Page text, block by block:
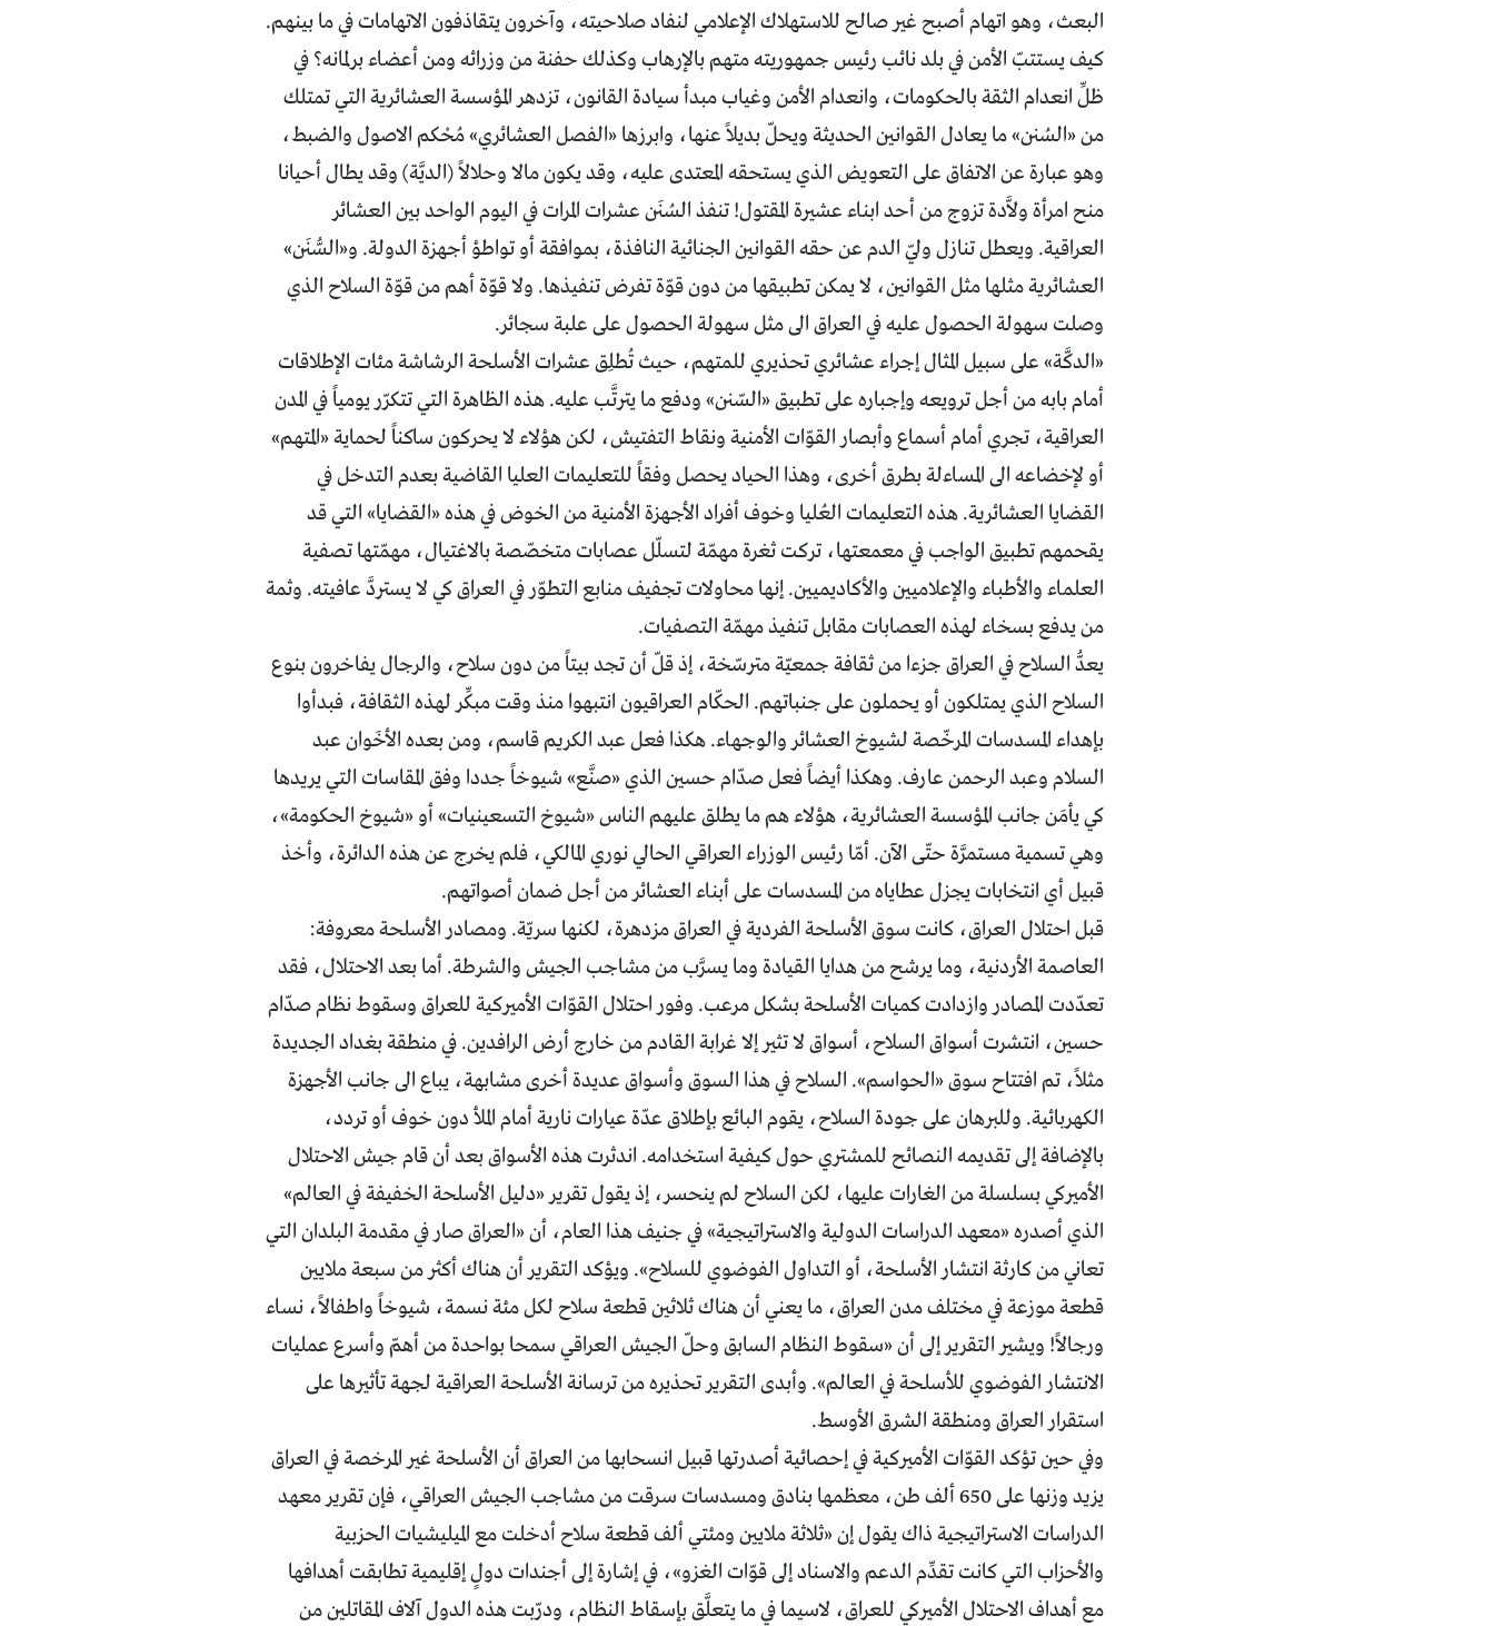
البعث، وهو اتهام أصبح غير صالح للاستهلاك الإعلامي لنفاد صلاحيته، وآخرون يتقاذفون الاتهامات في ما بينهم.
كيف يستتبّ الأمن في بلد نائب رئيس جمهوريته متهم بالإرهاب وكذلك حفنة من وزرائه ومن أعضاء برلمانه؟ في
ظلِّ انعدام الثقة بالحكومات، وانعدام الأمن وغياب مبدأ سيادة القانون، تزدهر المؤسسة العشائرية التي تمتلك
من «السُنن» ما يعادل القوانين الحديثة ويحلّ بديلاً عنها، وابرزها «الفصل العشائري» مُحْكم الاصول والضبط،
وهو عبارة عن الاتفاق على التعويض الذي يستحقه المعتدى عليه، وقد يكون مالا وحلالاً (الديَّة) وقد يطال أحيانا
منح امرأة ولاَّدة تزوج من أحد ابناء عشيرة المقتول! تنفذ السُنَن عشرات المرات في اليوم الواحد بين العشائر
العراقية. ويعطل تنازل وليّ الدم عن حقه القوانين الجنائية النافذة، بموافقة أو تواطؤ أجهزة الدولة. و«السُّنَن»
العشائرية مثلها مثل القوانين، لا يمكن تطبيقها من دون قوّة تفرض تنفيذها. ولا قوّة أهم من قوّة السلاح الذي
وصلت سهولة الحصول عليه في العراق الى مثل سهولة الحصول على علبة سجائر.
«الدكَّة» على سبيل المثال إجراء عشائري تحذيري للمتهم، حيث تُطلِق عشرات الأسلحة الرشاشة مئات الإطلاقات
أمام بابه من أجل ترويعه وإجباره على تطبيق «السّنن» ودفع ما يترتَّب عليه. هذه الظاهرة التي تتكرّر يومياً في المدن
العراقية، تجري أمام أسماع وأبصار القوّات الأمنية ونقاط التفتيش، لكن هؤلاء لا يحركون ساكناً لحماية «المتهم»
أو لإخضاعه الى المساءلة بطرق أخرى، وهذا الحياد يحصل وفقاً للتعليمات العليا القاضية بعدم التدخل في
القضايا العشائرية. هذه التعليمات العُليا وخوف أفراد الأجهزة الأمنية من الخوض في هذه «القضايا» التي قد
يقحمهم تطبيق الواجب في معمعتها، تركت ثغرة مهمّة لتسلّل عصابات متخصّصة بالاغتيال، مهمّتها تصفية
العلماء والأطباء والإعلاميين والأكاديميين. إنها محاولات تجفيـف منابع التطوّر في العراق كي لا يستردَّ عافيته. وثمة
من يدفع بسخاء لهذه العصابات مقابل تنفيذ مهمّة التصفيات.
يعدُّ السلاح في العراق جزءا من ثقافة جمعيّة مترسّخة، إذ قلّ أن تجد بيتاً من دون سلاح، والرجال يفاخرون بنوع
السلاح الذي يمتلكون أو يحملون على جنباتهم. الحكّام العراقيون انتبهوا منذ وقت مبكِّر لهذه الثقافة، فبدأوا
بإهداء المسدسات المرخّصة لشيوخ العشائر والوجهاء. هكذا فعل عبد الكريم قاسم، ومن بعده الأخَوان عبد
السلام وعبد الرحمن عارف. وهكذا أيضاً فعل صدّام حسين الذي «صنَّع» شيوخاً جددا وفق المقاسات التي يريدها
كي يأمَن جانب المؤسسة العشائرية، هؤلاء هم ما يطلق عليهم الناس «شيوخ التسعينيات» أو «شيوخ الحكومة»،
وهي تسمية مستمرَّة حتّى الآن. أمّا رئيس الوزراء العراقي الحالي نوري المالكي، فلم يخرج عن هذه الدائرة، وأخذ
قبيل أي انتخابات يجزل عطاياه من المسدسات على أبناء العشائر من أجل ضمان أصواتهم.
قبل احتلال العراق، كانت سوق الأسلحة الفردية في العراق مزدهرة، لكنها سريّة. ومصادر الأسلحة معروفة:
العاصمة الأردنية، وما يرشح من هدايا القيادة وما يسرَّب من مشاجب الجيش والشرطة. أما بعد الاحتلال، فقد
تعدّدت المصادر وازدادت كميات الأسلحة بشكل مرعب. وفور احتلال القوّات الأميركية للعراق وسقوط نظام صدّام
حسين، انتشرت أسواق السلاح، أسواق لا تثير إلا غرابة القادم من خارج أرض الرافدين. في منطقة بغداد الجديدة
مثلاً، تم افتتاح سوق «الحواسم». السلاح في هذا السوق وأسواق عديدة أخرى مشابهة، يباع الى جانب الأجهزة
الكهربائية. وللبرهان على جودة السلاح، يقوم البائع بإطلاق عدّة عيارات نارية أمام الملأ دون خوف أو تردد،
بالإضافة إلى تقديمه النصائح للمشتري حول كيفية استخدامه. اندثرت هذه الأسواق بعد أن قام جيش الاحتلال
الأميركي بسلسلة من الغارات عليها، لكن السلاح لم ينحسر، إذ يقول تقرير «دليل الأسلحة الخفيفة في العالم»
الذي أصدره «معهد الدراسات الدولية والاستراتيجية» في جنيف هذا العام، أن «العراق صار في مقدمة البلدان التي
تعاني من كارثة انتشار الأسلحة، أو التداول الفوضوي للسلاح». ويؤكد التقرير أن هناك أكثر من سبعة ملايين
قطعة موزعة في مختلف مدن العراق، ما يعني أن هناك ثلاثين قطعة سلاح لكل مئة نسمة، شيوخاً واطفالاً، نساء
ورجالاً! ويشير التقرير إلى أن «سقوط النظام السابق وحلّ الجيش العراقي سمحا بواحدة من أهمّ وأسرع عمليات
الانتشار الفوضوي للأسلحة في العالم». وأبدى التقرير تحذيره من ترسانة الأسلحة العراقية لجهة تأثيرها على
استقرار العراق ومنطقة الشرق الأوسط.
وفي حين تؤكد القوّات الأميركية في إحصائية أصدرتها قبيل انسحابها من العراق أن الأسلحة غير المرخصة في العراق
يزيد وزنها على 650 ألف طن، معظمها بنادق ومسدسات سرقت من مشاجب الجيش العراقي، فإن تقرير معهد
الدراسات الاستراتيجية ذاك يقول إن «ثلاثة ملايين ومئتي ألف قطعة سلاح أدخلت مع الميليشيات الحزبية
والأحزاب التي كانت تقدِّم الدعم والاسناد إلى قوّات الغزو»، في إشارة إلى أجندات دولٍ إقليمية تطابقت أهدافها
مع أهداف الاحتلال الأميركي للعراق، لاسيما في ما يتعلَّق بإسقاط النظام، ودرّبت هذه الدول آلاف المقاتلين من